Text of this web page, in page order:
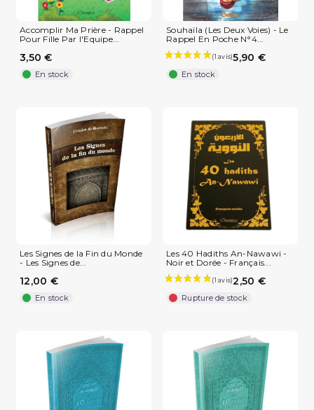
Accomplir Ma Prière - Rappel
Pour Fille Par l'Equipe...
3,50 €
En stock
Souhaïla (Les Deux Voies) - Le
Rappel En Poche N°4...
5,90 €
En stock
Les Signes de la Fin du Monde
- Les Signes de...
12,00 €
En stock
Les 40 Hadiths An-Nawawi -
Noir et Dorée - Français...
2,50 €
Rupture de stock